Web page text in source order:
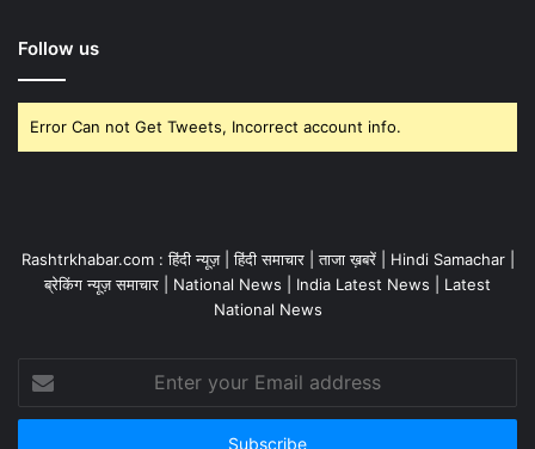
Follow us
Error Can not Get Tweets, Incorrect account info.
Rashtrkhabar.com : हिंदी न्यूज़ | हिंदी समाचार | ताजा ख़बरें | Hindi Samachar |
ब्रेकिंग न्यूज़ समाचार | National News | India Latest News | Latest
National News
your
Email